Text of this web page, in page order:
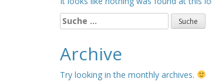
Suche
nach:
Archive
Try looking in the monthly archives.